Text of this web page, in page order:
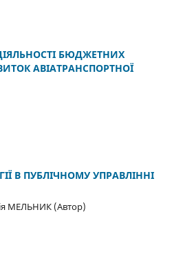
БЮДЖЕТНИХ
АВІАТРАНСПОРТНОЇ
В ПУБЛІЧНОМУ УПРАВЛІННІ
МЕЛЬНИК (Автор)